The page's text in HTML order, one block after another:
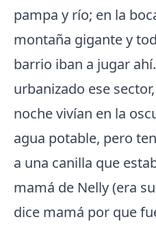
pampa y río; en la
montaña gigante y
barrio iban a jugar
urbanizado ese
noche vivían en la
agua potable, pero
a una canilla que
mamá de Nelly (era
dice mamá por que